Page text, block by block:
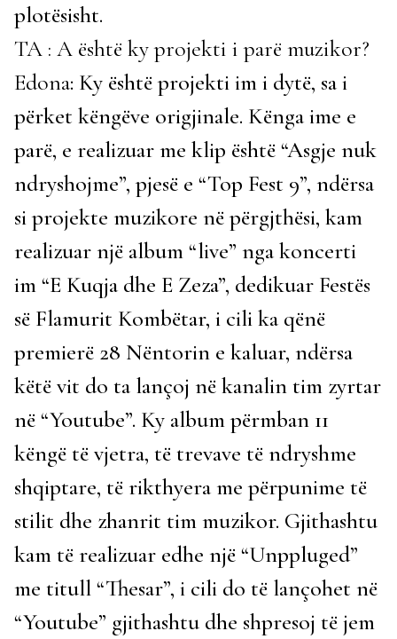
plotësisht.
TA : A është ky projekti i parë muzikor?
Edona: Ky është projekti im i dytë, sa i
përket këngëve origjinale. Kënga ime e
parë, e realizuar me klip është “Asgje nuk
ndryshojme”, pjesë e “Top Fest 9”, ndërsa
si projekte muzikore në përgjthësi, kam
realizuar një album “live” nga koncerti
im “E Kuqja dhe E Zeza”, dedikuar Festës
së Flamurit Kombëtar, i cili ka qënë
premierë 28 Nëntorin e kaluar, ndërsa
këtë vit do ta lançoj në kanalin tim zyrtar
në “Youtube”. Ky album përmban 11
këngë të vjetra, të trevave të ndryshme
shqiptare, të rikthyera me përpunime të
stilit dhe zhanrit tim muzikor. Gjithashtu
kam të realizuar edhe një “Unppluged”
me titull “Thesar”, i cili do të lançohet në
“Youtube” gjithashtu dhe shpresoj të jem